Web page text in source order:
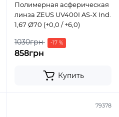
Полимерная асферическая
линза ZEUS UV400I AS-X Ind.
1,67 Ø70 (+0,0 / +6,0)
1030грн -17 %
858грн
Купить
79378